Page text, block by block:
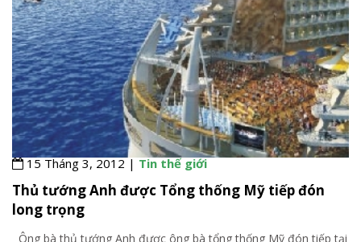
15 Tháng 3, 2012 |Tin thế giới
Thủ tướng Anh được Tổng thống Mỹ tiếp đón
long trọng
Ông bà thủ tướng Anh được ông bà tổng thống Mỹ đón tiếp tại